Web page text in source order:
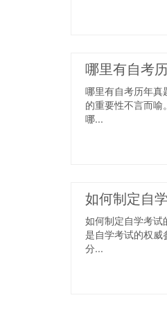
哪里有自考
哪里有自考历年真
的重要性不言而
哪...
如何制定自
如何制定自学考试
是自学考试的权威
分...